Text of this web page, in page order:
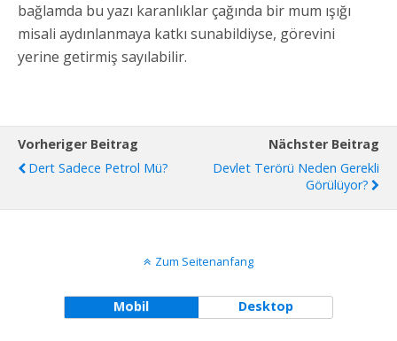
bağlamda bu yazı karanlıklar çağında bir mum ışığı
misali aydınlanmaya katkı sunabildiyse, görevini
yerine getirmiş sayılabilir.
Vorheriger Beitrag
Dert Sadece Petrol Mü?
Nächster Beitrag
Devlet Terörü Neden Gerekli
Görülüyor?
Zum Seitenanfang
Mobil Desktop